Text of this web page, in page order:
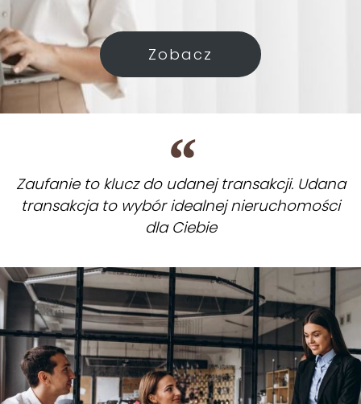
Zobacz
Zaufanie to klucz do udanej transakcji. Udana
transakcja to wybór idealnej nieruchomości
dla Ciebie